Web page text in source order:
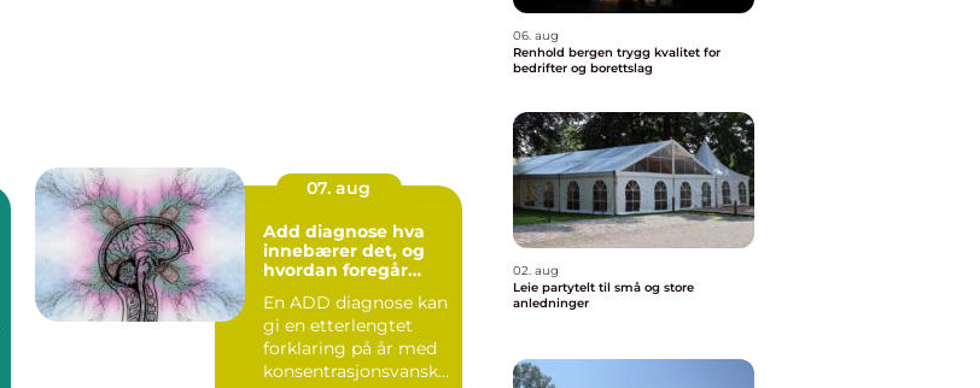
07. aug
Add diagnose hva
innebærer det, og
hvordan foregår
En ADD diagnose kan
gi en etterlengtet
forklaring på år med
konsentrasjonsvanske
06. aug
Renhold bergen trygg kvalitet for
bedrifter og borettslag
02. aug
Leie partytelt til små og store
anledninger